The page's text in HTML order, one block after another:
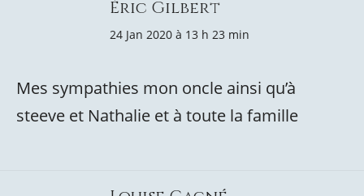
Éric Gilbert
24 Jan 2020 à 13 h 23 min
Mes sympathies mon oncle ainsi qu’à
steeve et Nathalie et à toute la famille